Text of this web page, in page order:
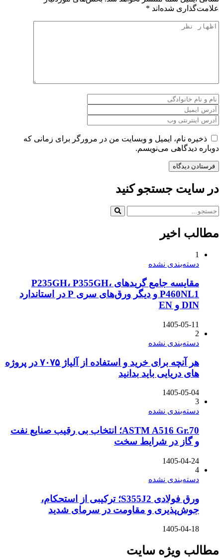
علامت‌گذاری شده‌اند *
ذخیره نام، ایمیل و وبسایت من در مرورگر برای زمانی که
دوباره دیدگاهی می‌نویسم.
در سایت جستجو کنید
مطالب اخیر
1
دسته‌بندی نشده
مقایسه جامع گریدهای P235GH، P355GH،
P460NL1 و دیگر ورق‌های سری P در استاندارد
DIN و EN
1405-05-11
2
دسته‌بندی نشده
هر آنچه برای خرید و استفاده از آلیاژ ۷۰۷۵ در پروژه
های دریایی باید بدانید
1405-05-04
3
دسته‌بندی نشده
ASTM A516 Gr.70؛ انتخاب بی رقیب صنایع نفت
و گاز در شرایط سخت
1405-04-24
4
دسته‌بندی نشده
ورق فولادی S355J2؛ ترکیبی از استحکام،
جوش‌پذیری و مقاومت در سرمای شدید
1405-04-18
مطالب ویژه سایت